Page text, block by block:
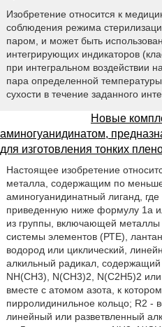
Изобретение относится к
соблюдения режима
паром, и может быть
интегрирующих индикаторов
при интегральном воздействии
пара определенной
сухости в течение заданного
Новые
аминогуанидинатом,
для изготовления тонких
Настоящее изобретение
металла, содержащим по
аминогуанидинатный лиганд,
приведенную ниже формулу 1а
из группы, включающей металлы
системы элементов (РТЕ),
водород или циклический,
алкильный радикал, содержащий
NH(CH3), N(CH3)2, N(C2H5)2
вместе с атомом азота, к
пирролидинильное кольцо; R2 -
линейный или разветвленный